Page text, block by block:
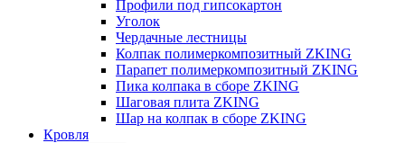
Профили под гипсокартон
Уголок
Чердачные лестницы
Колпак полимеркомпозитный ZKING
Парапет полимеркомпозитный ZKING
Пика колпака в сборе ZKING
Шаговая плита ZKING
Шар на колпак в сборе ZKING
Кровля